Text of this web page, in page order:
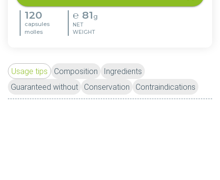
120
capsules
molles
℮ 81 g
NET
WEIGHT
Usage tips Composition
Ingredients
Guaranteed without
Conservation Contraindications